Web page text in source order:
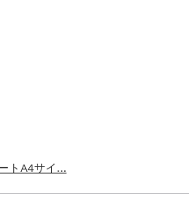
トA4サイ...